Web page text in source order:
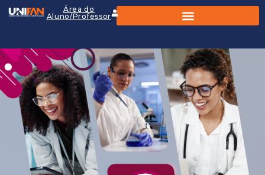
Área do
Aluno/Professor